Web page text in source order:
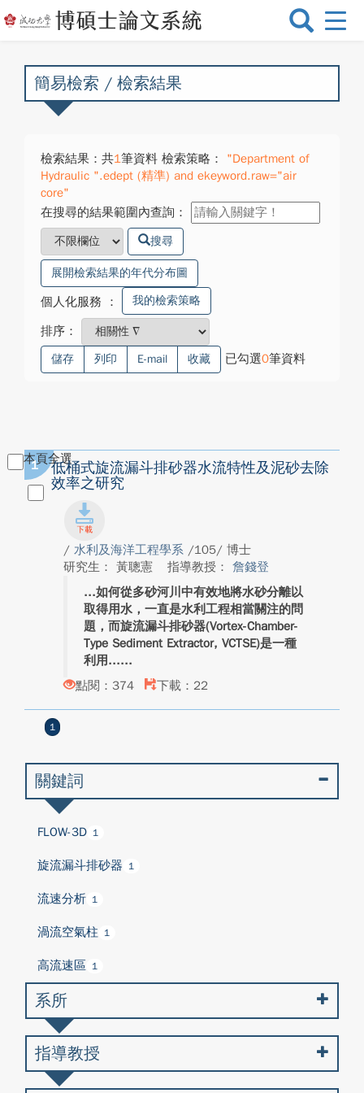
選
換
簡易檢索 / 檢索結果
檢索結果：共1筆資料 檢索策略：
"Department of
Hydraulic ".edept (精準) and ekeyword.raw="air
core"
在搜尋的結果範圍內查詢：
搜尋
展開檢索結果的年代分布圖
個人化服務 ： 我的檢索策略
排序：
儲存 列印 E-mail 收藏 已勾選0筆資料
本頁全選
1
低桶式旋流漏斗排砂器水流特性及泥砂去除
效率之研究
/ 水利及海洋工程學系 /105/ 博士
研究生： 黃聰憲
指導教授： 詹錢登
如何從多砂河川中有效地將水砂分離以
取得用水，一直是水利工程相當關注的問
題，而旋流漏斗排砂器(Vortex-Chamber-
Type Sediment Extractor, VCTSE)是一種
利用...
點閱：374
下載：22
1
關鍵詞
FLOW-3D 1
旋流漏斗排砂器 1
流速分析 1
渦流空氣柱 1
高流速區 1
系所
指導教授